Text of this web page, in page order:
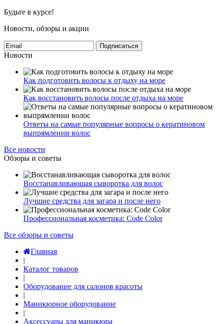
Будьте в курсе!
Новости, обзоры и акции
Подписаться
Новости
Как подготовить волосы к отдыху на море
Как восстановить волосы после отдыха на море
Ответы на самые популярные вопросы о кератиновом
выпрямлении волос
Все новости
Обзоры и советы
Восстанавливающая сыворотка для волос
Лучшие средства для загара и после него
Профессиональная косметика: Code Color
Все обзоры и советы
Главная
|
Каталог товаров
|
Оборудование для салонов красоты
|
Маникюрное оборудование
|
Аксессуары для маникюра